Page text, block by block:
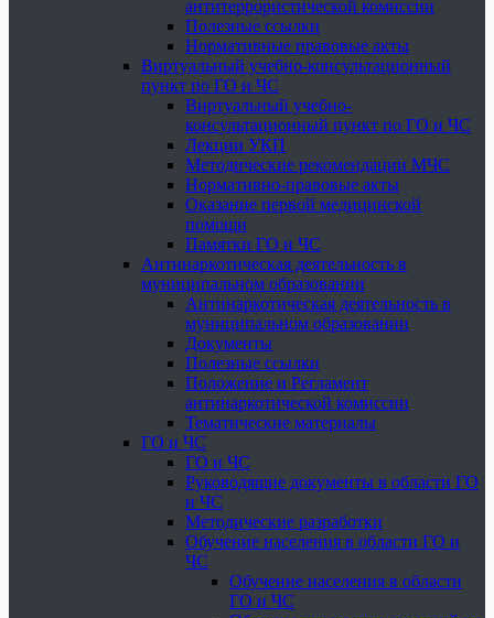
антитеррористической комиссии
Полезные ссылки
Нормативные правовые акты
Виртуальный учебно-консультационный
пункт по ГО и ЧС
Виртуальный учебно-
консультационный пункт по ГО и ЧС
Лекции УКП
Методические рекомендации МЧС
Нормативно-правовые акты
Оказание первой медицинской
помощи
Памятки ГО и ЧС
Антинаркотическая деятельность в
муниципальном образовании
Антинаркотическая деятельность в
муниципальном образовании
Документы
Полезные ссылки
Положение и Регламент
антинаркотической комиссии
Тематические материалы
ГО и ЧС
ГО и ЧС
Руководящие документы в области ГО
и ЧС
Методические разработки
Обучение населения в области ГО и
ЧС
Обучение населения в области
ГО и ЧС